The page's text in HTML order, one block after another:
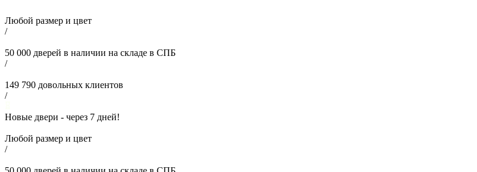
Любой размер и цвет
/
50 000 дверей в наличии на складе в СПБ
/
149 790 довольных клиентов
/
Новые двери - через 7 дней!
Любой размер и цвет
/